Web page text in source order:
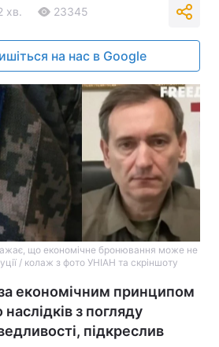
хв. 23345
на нас в Google
що економічне бронювання може не
/ колаж з фото УНІАН та скріншоту
економічним принципом
з погляду
підкреслив